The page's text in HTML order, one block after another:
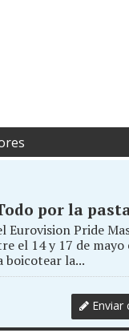
por la
Eurovision Pride
el 14 y 17 de mayo
boicotear la...
Enviar